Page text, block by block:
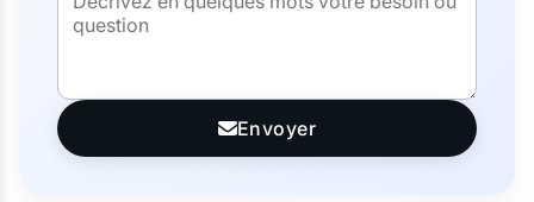
Envoyer